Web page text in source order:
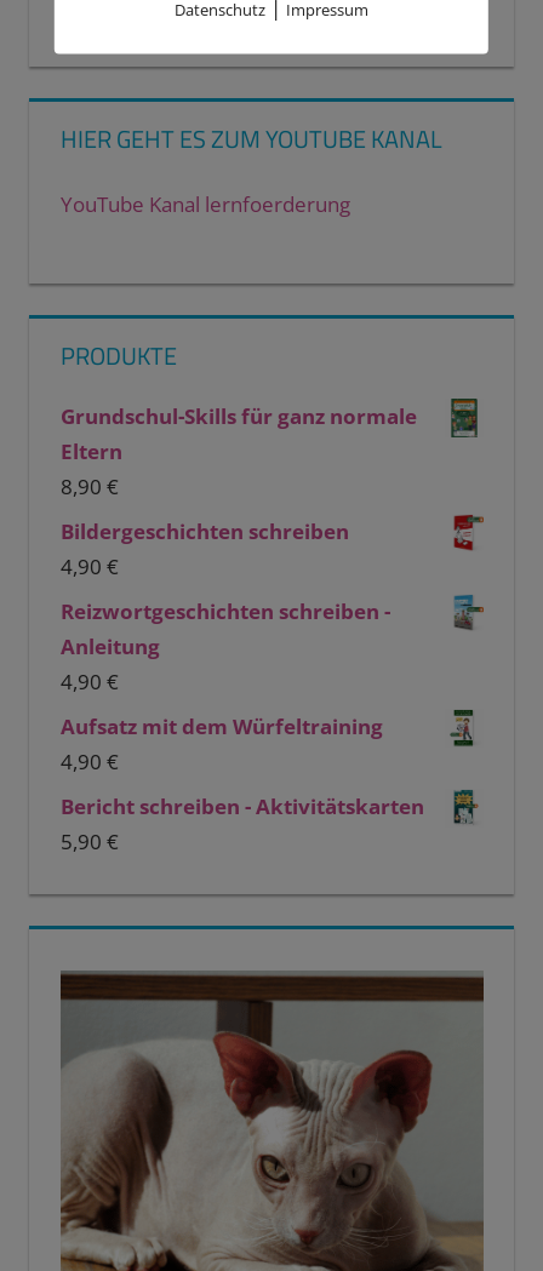
HIER GEHT ES ZUM YOUTUBE KANAL
YouTube Kanal lernfoerderung
PRODUKTE
Grundschul-Skills für ganz normale
Eltern
8,90 €
Bildergeschichten schreiben
4,90 €
Reizwortgeschichten schreiben -
Anleitung
4,90 €
Aufsatz mit dem Würfeltraining
4,90 €
Bericht schreiben - Aktivitätskarten
5,90 €
Datenschutz| Impressum